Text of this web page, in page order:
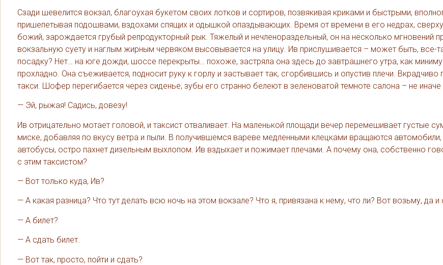
Сзади шевелится вокзал, благоухая букетом своих лотков и сортиров, позвякивая криками и быстрыми,
пришепетывая подошвами, вздохами спящих и одышкой опаздывающих. Время от времени в его недрах,
божий, зарождается грубый репродукторный рык. Тяжелый и нечленораздельный, он на несколько мгновений
вокзальную суету и наглым жирным червяком высовывается на улицу. Ив прислушивается – может быть, все-
посадку? Нет… на юге дожди, шоссе перекрыты… похоже, застряла она здесь до завтрашнего утра, как
прохладно. Она съеживается, подносит руку к горлу и застывает так, сгорбившись и опустив плечи. Вкрадчиво
такси. Шофер перегибается через сиденье; зубы его странно белеют в зеленоватой темноте салона – не иначе
— Эй, рыжая! Садись, довезу!
Ив отрицательно мотает головой, и таксист отваливает. На маленькой площади вечер перемешивает густые
миске, добавляя по вкусу ветра и пыли. В получившемся вареве медленными клецками вращаются
автобусы, остро пахнет дизельным выхлопом. Ив вздыхает и пожимает плечами. А почему она, собственно
с этим таксистом?
— Вот только куда, Ив?
— А какая разница? Что тут делать всю ночь на этом вокзале? Что я, привязана к нему, что ли? Вот возьму, да
— А билет?
— А сдать билет.
— Вот так, просто, пойти и сдать?